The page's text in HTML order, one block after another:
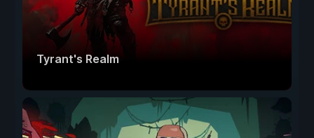
Tyrant's Realm